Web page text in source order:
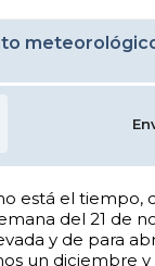
está el tiempo,
del 21 de
y de para
un diciembre